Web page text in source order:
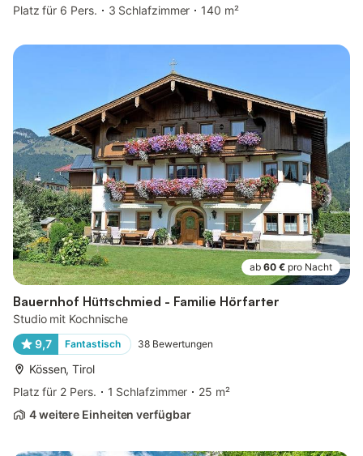
Platz für 6 Pers.
3 Schlafzimmer 140 m²
ab 60 € pro Nacht
Bauernhof Hüttschmied - Familie Hörfarter
Studio mit Kochnische
9,7
Fantastisch 38 Bewertungen
Kössen, Tirol
Platz für 2 Pers.
1 Schlafzimmer
25 m²
4 weitere Einheiten verfügbar